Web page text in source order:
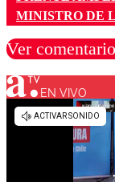
MINISTRO DE
Ver
Los
EN VIVO